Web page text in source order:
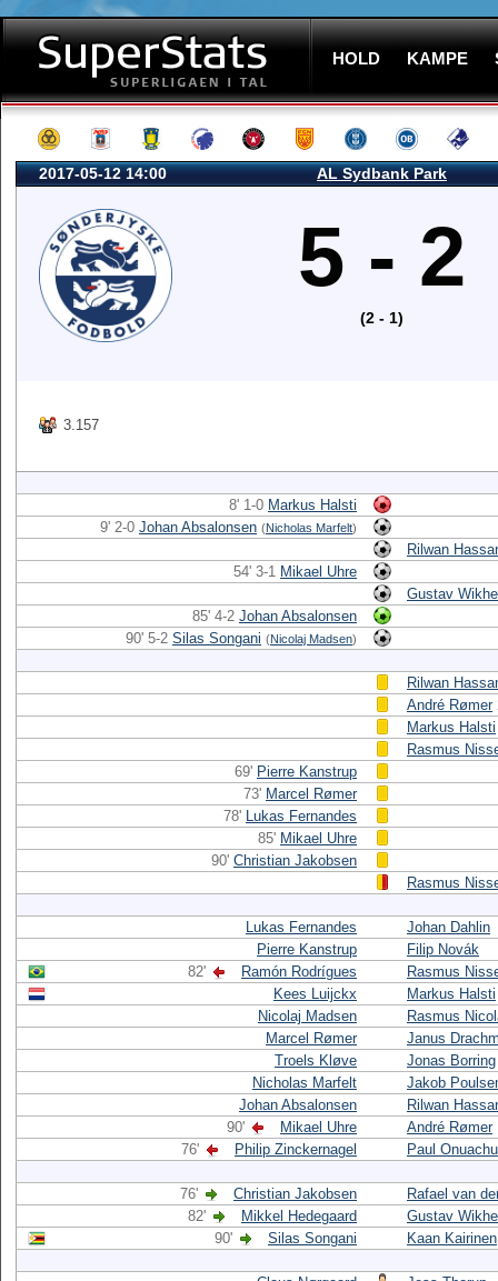
HOLD KAMPE
2017-05-12 14:00 AL Sydbank Park
5 - 2
(2 - 1)
3.157
8' 1-0 Markus Halsti
9' 2-0 Johan Absalonsen (Nicholas Marfelt)
Rilwan
54' 3-1 Mikael Uhre
Gustav
85' 4-2 Johan Absalonsen
90' 5-2 Silas Songani (Nicolaj Madsen)
Rilwan
André Rømer
Markus Halsti
Rasmus
69' Pierre Kanstrup
73' Marcel Rømer
78' Lukas Fernandes
85' Mikael Uhre
90' Christian Jakobsen
Rasmus
Lukas Fernandes
Johan Dahlin
Pierre Kanstrup
Filip Novák
82'
Ramón Rodrígues
Rasmus
Kees Luijckx
Markus Halsti
Nicolaj Madsen
Rasmus
Marcel Rømer
Janus
Troels Kløve
Jonas Borring
Nicholas Marfelt
Jakob
Johan Absalonsen
Rilwan
90'
Mikael Uhre
André Rømer
76'
Philip Zinckernagel Paul Onuachu
76' Christian Jakobsen
Rafael van
82'
Mikkel Hedegaard
Gustav
90'
Silas Songani Kaan Kairinen